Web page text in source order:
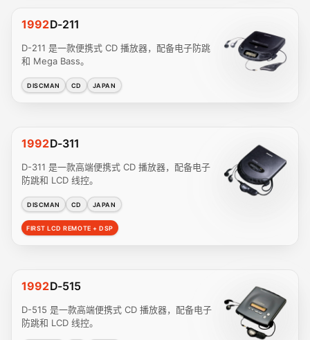
1992D-211
D-211 是一款便携式 CD 播放器，配备电子防跳
和 Mega Bass。
DISCMAN CD JAPAN
1992D-311
D-311 是一款高端便携式 CD 播放器，配备电子
防跳和 LCD 线控。
DISCMAN CD JAPAN
FIRST LCD REMOTE + DSP
1992D-515
D-515 是一款高端便携式 CD 播放器，配备电子
防跳和 LCD 线控。